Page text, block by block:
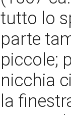
tutto lo
parte
piccole;
nicchia
la